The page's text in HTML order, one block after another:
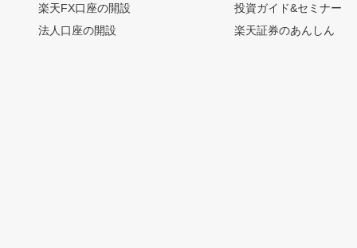
楽天FX口座の開設
法人口座の開設
投資ガイド&セミナー
楽天証券のあんしん